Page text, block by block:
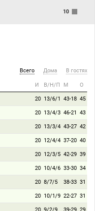
10
Всего Дома В гостях
И В/Н/П М О
20 13/6/1 43-18 45
20 13/4/3 46-21 43
20 13/3/4 43-27 42
20 12/4/4 37-20 40
20 12/3/5 42-29 39
20 10/4/6 33-30 34
20 8/7/5 38-33 31
20 10/1/9 22-27 31
20 9/2/9 39-29 29